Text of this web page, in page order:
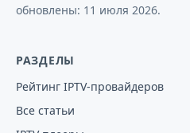
обновлены: 11 июля 2026.
РАЗДЕЛЫ
Рейтинг IPTV-провайдеров
Все статьи